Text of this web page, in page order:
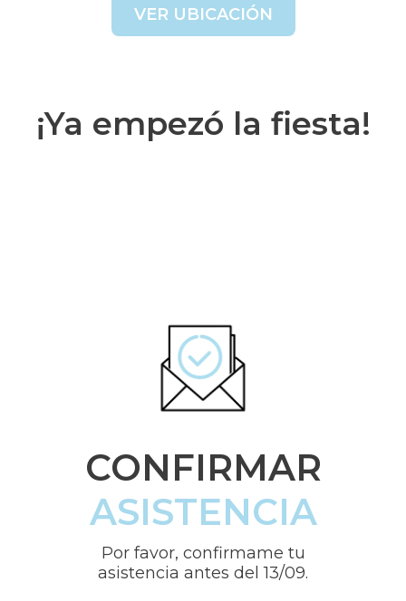
VER UBICACIÓN
¡Ya empezó la fiesta!
CONFIRMAR
ASISTENCIA
Por favor, confirmame tu
asistencia antes del 13/09.